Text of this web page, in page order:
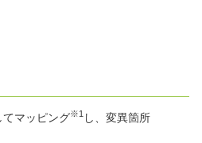
てマッピング※1 し、変異箇所